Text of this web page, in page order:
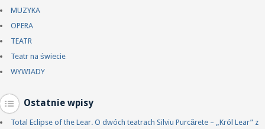
MUZYKA
OPERA
TEATR
Teatr na świecie
WYWIADY
Ostatnie wpisy
Total Eclipse of the Lear. O dwóch teatrach Silviu Purcărete – „Król Lear” z